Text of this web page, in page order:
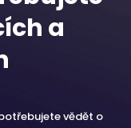
a
potřebujete vědět o